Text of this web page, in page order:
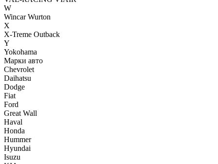
W
Wincar Wurton
X
X-Treme Outback
Y
Yokohama
Марки авто
Chevrolet
Daihatsu
Dodge
Fiat
Ford
Great Wall
Haval
Honda
Hummer
Hyundai
Isuzu